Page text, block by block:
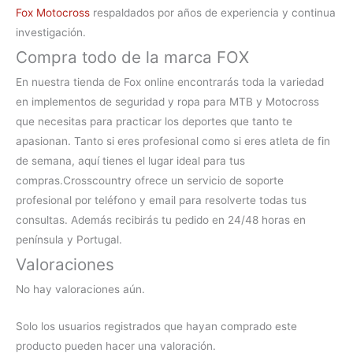
Fox Motocross respaldados por años de experiencia y continua
investigación.
Compra todo de la marca FOX
En nuestra tienda de Fox online encontrarás toda la variedad
en implementos de seguridad y ropa para MTB y Motocross
que necesitas para practicar los deportes que tanto te
apasionan. Tanto si eres profesional como si eres atleta de fin
de semana, aquí tienes el lugar ideal para tus
compras.Crosscountry ofrece un servicio de soporte
profesional por teléfono y email para resolverte todas tus
consultas. Además recibirás tu pedido en 24/48 horas en
península y Portugal.
Valoraciones
No hay valoraciones aún.
Solo los usuarios registrados que hayan comprado este
producto pueden hacer una valoración.